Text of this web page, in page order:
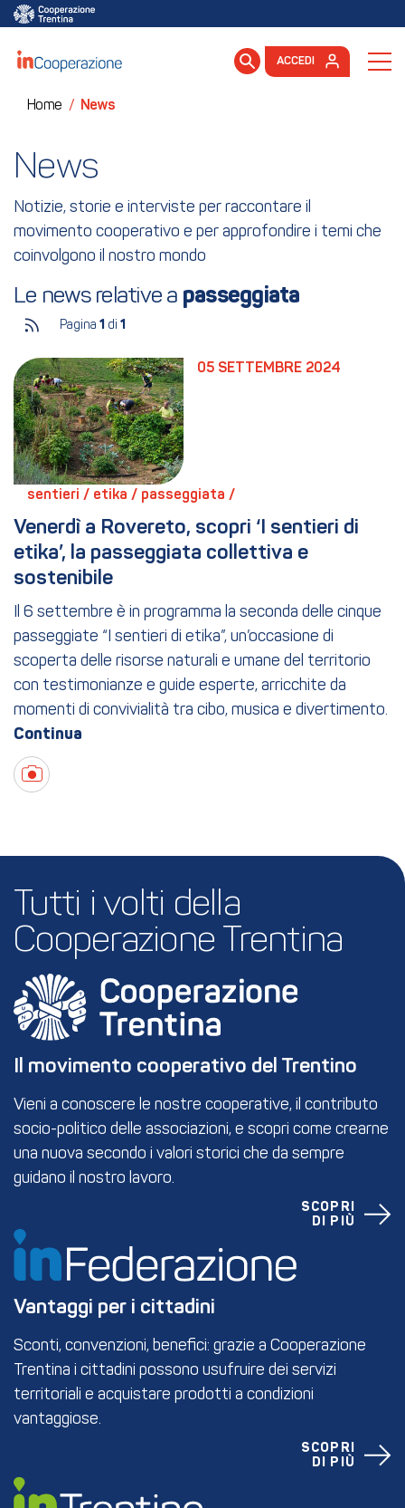
ACCEDI
Home / News
News
Notizie, storie e interviste per raccontare il
movimento cooperativo e per approfondire i temi che
coinvolgono il nostro mondo
Le news relative a passeggiata
Pagina 1 di 1
05 SETTEMBRE 2024
sentieri / etika / passeggiata /
Venerdì a Rovereto, scopri ‘I sentieri di
etika’, la passeggiata collettiva e
sostenibile
Il 6 settembre è in programma la seconda delle cinque
passeggiate “I sentieri di etika”, un’occasione di
scoperta delle risorse naturali e umane del territorio
con testimonianze e guide esperte, arricchite da
momenti di convivialità tra cibo, musica e divertimento.
Tutti i volti della
Cooperazione Trentina
Il movimento cooperativo del Trentino
Vieni a conoscere le nostre cooperative, il contributo
socio-politico delle associazioni, e scopri come crearne
una nuova secondo i valori storici che da sempre
guidano il nostro lavoro.
SCOPRI
DI PIÙ
Vantaggi per i cittadini
Sconti, convenzioni, benefici: grazie a Cooperazione
Trentina i cittadini possono usufruire dei servizi
territoriali e acquistare prodotti a condizioni
vantaggiose.
SCOPRI
DI PIÙ